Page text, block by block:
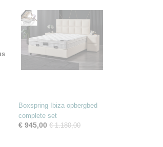
Boxspring Ibiza opbergbed
complete set
€ 945,00 € 1.180,00